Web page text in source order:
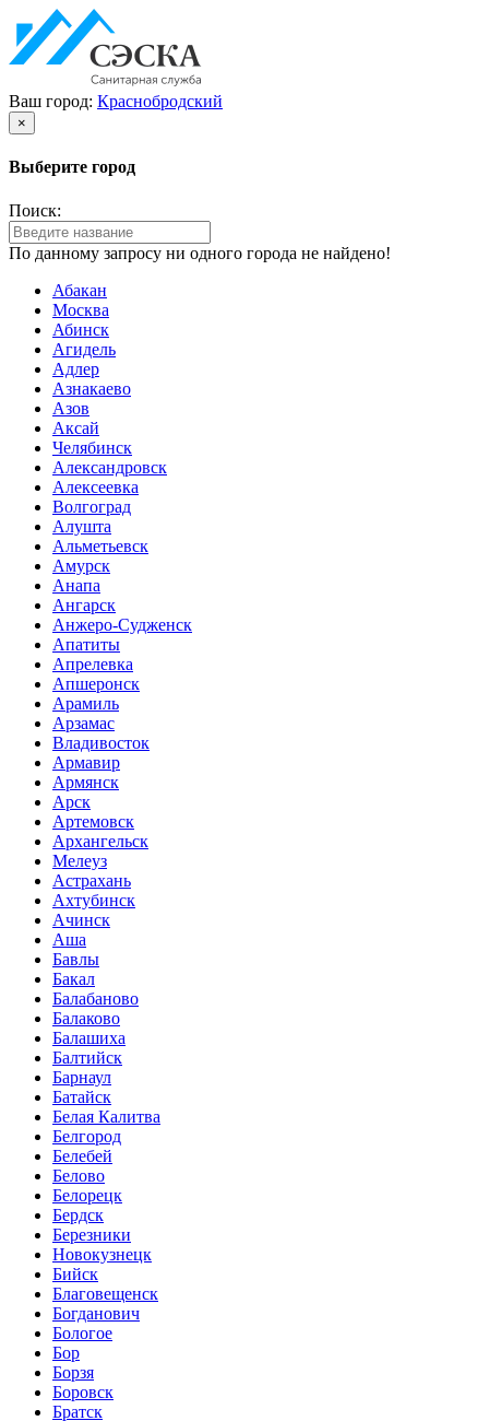
Ваш город: Краснобродский
×
Выберите город
Поиск:
По данному запросу ни одного города не найдено!
Абакан
Москва
Абинск
Агидель
Адлер
Азнакаево
Азов
Аксай
Челябинск
Александровск
Алексеевка
Волгоград
Алушта
Альметьевск
Амурск
Анапа
Ангарск
Анжеро-Судженск
Апатиты
Апрелевка
Апшеронск
Арамиль
Арзамас
Владивосток
Армавир
Армянск
Арск
Артемовск
Архангельск
Мелеуз
Астрахань
Ахтубинск
Ачинск
Аша
Бавлы
Бакал
Балабаново
Балаково
Балашиха
Балтийск
Барнаул
Батайск
Белая Калитва
Белгород
Белебей
Белово
Белорецк
Бердск
Березники
Новокузнецк
Бийск
Благовещенск
Богданович
Бологое
Бор
Борзя
Боровск
Братск